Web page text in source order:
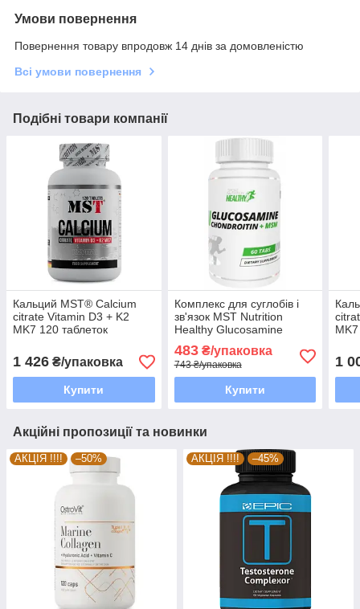
Умови повернення
Повернення товару впродовж 14 днів за домовленістю
Всі умови повернення
Подібні товари компанії
Кальций MST® Calcium
citrate Vitamin D3 + K2
MK7 120 таблеток
1 426 ₴/упаковка
Купити
Комплекс для суглобів і
зв'язок MST Nutrition
Healthy Glucosamine
Chondroitin + MSM 60
таблеток EXP 3/26 року
включно
483₴/упаковка
743 ₴/упаковка
Купити
1
Акційні пропозиції та новинки
АКЦІЯ !!!! –50% АКЦІЯ !!!! –45%